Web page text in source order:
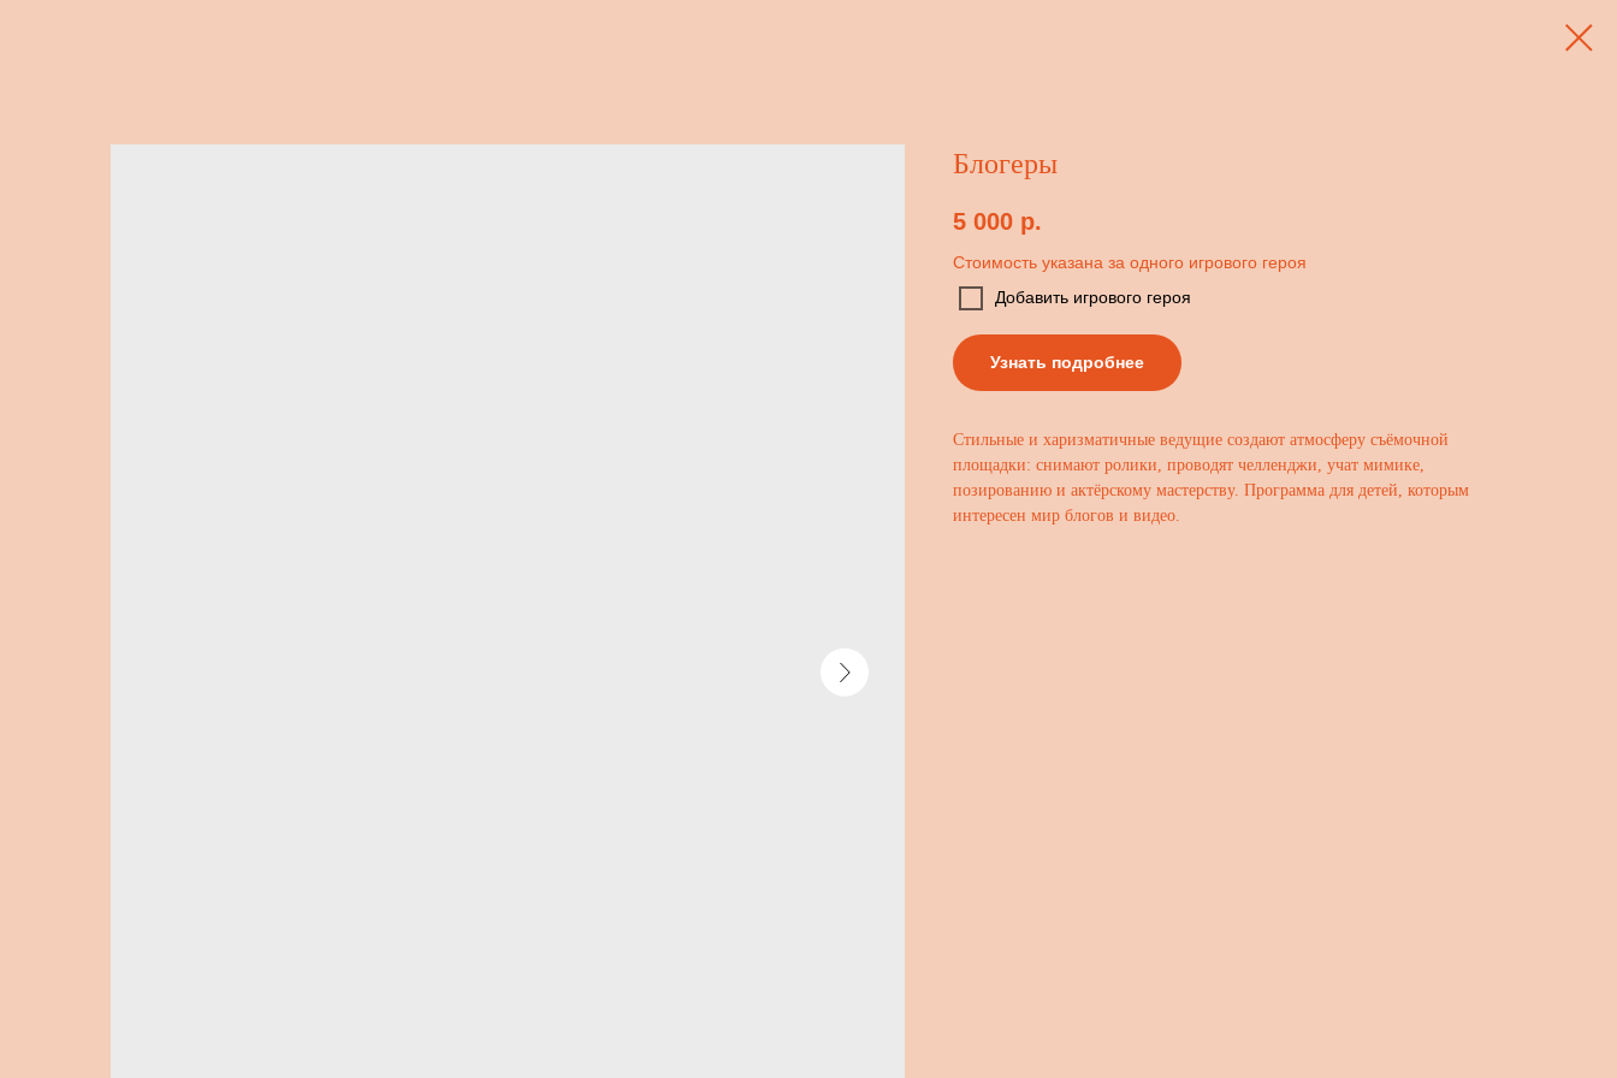
Блогеры
5 000 р.
Стоимость указана за одного игрового героя
Добавить игрового героя
Узнать подробнее
Стильные и харизматичные ведущие создают атмосферу съёмочной
площадки: снимают ролики, проводят челленджи, учат мимике,
позированию и актёрскому мастерству. Программа для детей, которым
интересен мир блогов и видео.